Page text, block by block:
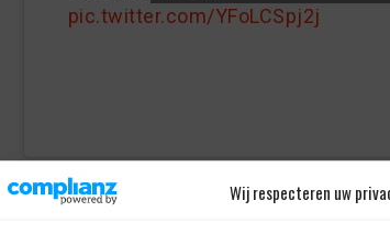
Wij respecteren uw
pic.twitter.com/YFoLCSpj2j